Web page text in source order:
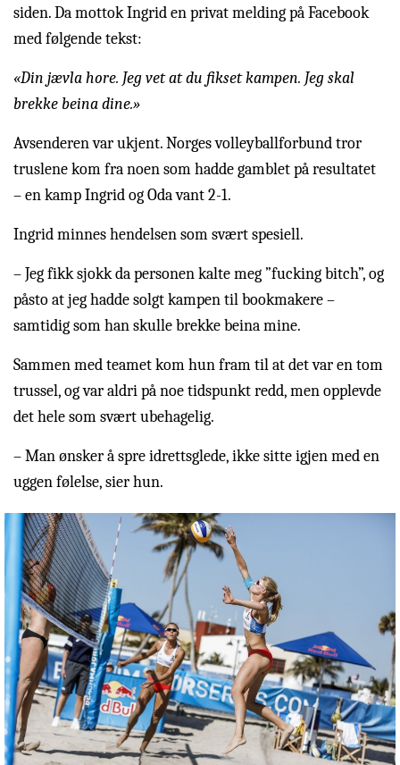
siden. Da mottok Ingrid en privat melding på Facebook
med følgende tekst:
«Din jævla hore. Jeg vet at du fikset kampen. Jeg skal
brekke beina dine.»
Avsenderen var ukjent. Norges volleyballforbund tror
truslene kom fra noen som hadde gamblet på resultatet
– en kamp Ingrid og Oda vant 2-1.
Ingrid minnes hendelsen som svært spesiell.
– Jeg fikk sjokk da personen kalte meg ”fucking bitch”, og
påsto at jeg hadde solgt kampen til bookmakere –
samtidig som han skulle brekke beina mine.
Sammen med teamet kom hun fram til at det var en tom
trussel, og var aldri på noe tidspunkt redd, men opplevde
det hele som svært ubehagelig.
– Man ønsker å spre idrettsglede, ikke sitte igjen med en
uggen følelse, sier hun.